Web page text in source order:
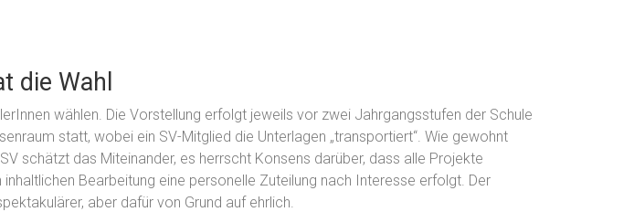
die Wahl
wählen. Die Vorstellung erfolgt jeweils vor zwei Jahrgangsstufen der Schule
statt, wobei ein SV-Mitglied die Unterlagen „transportiert“. Wie gewohnt
schätzt das Miteinander, es herrscht Konsens darüber, dass alle Projekte
Bearbeitung eine personelle Zuteilung nach Interesse erfolgt. Der
aber dafür von Grund auf ehrlich.